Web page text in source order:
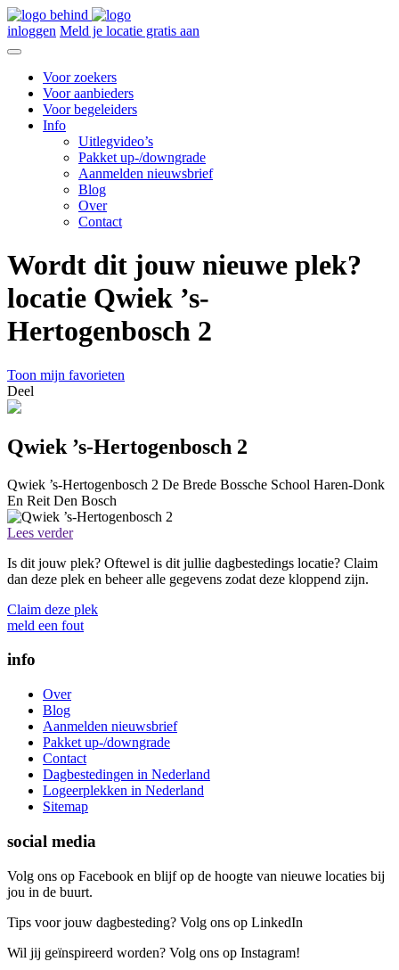
inloggen Meld je locatie gratis aan
Voor zoekers
Voor aanbieders
Voor begeleiders
Info
Uitlegvideo’s
Pakket up-/downgrade
Aanmelden nieuwsbrief
Blog
Over
Contact
Wordt dit jouw nieuwe plek?
locatie Qwiek ’s-
Hertogenbosch 2
Toon mijn favorieten
Deel
Qwiek ’s-Hertogenbosch 2
Qwiek ’s-Hertogenbosch 2 De Brede Bossche School Haren-Donk
En Reit Den Bosch
Lees verder
Is dit jouw plek? Oftewel is dit jullie dagbestedings locatie? Claim
dan deze plek en beheer alle gegevens zodat deze kloppend zijn.
Claim deze plek
meld een fout
info
Over
Blog
Aanmelden nieuwsbrief
Pakket up-/downgrade
Contact
Dagbestedingen in Nederland
Logeerplekken in Nederland
Sitemap
social media
Volg ons op Facebook en blijf op de hoogte van nieuwe locaties bij
jou in de buurt.
Tips voor jouw dagbesteding? Volg ons op LinkedIn
Wil jij geïnspireerd worden? Volg ons op Instagram!